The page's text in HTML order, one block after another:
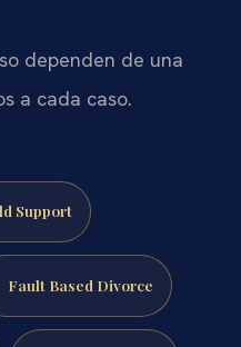
dependen de una
a cada caso.
Support
Fault Based Divorce